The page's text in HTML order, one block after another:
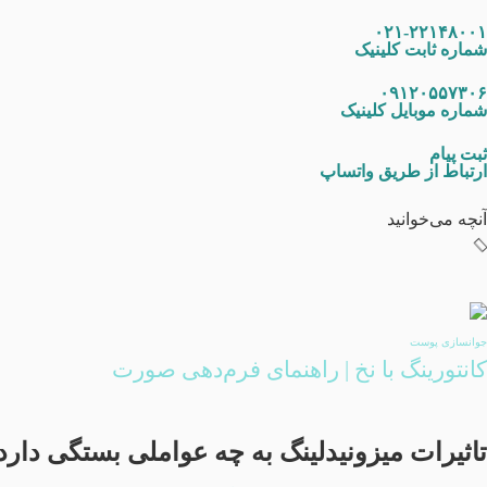
۰۲۱-۲۲۱۴۸۰۰۱
شماره ثابت کلینیک
۰۹۱۲۰۵۵۷۳۰۶
شماره موبایل کلینیک
ثبت پیام
ارتباط از طریق واتساپ
آنچه می‌خوانید
جوانسازی پوست
کانتورینگ با نخ | راهنمای فرم‌دهی صورت
تاثیرات میزونیدلینگ به چه عواملی بستگی